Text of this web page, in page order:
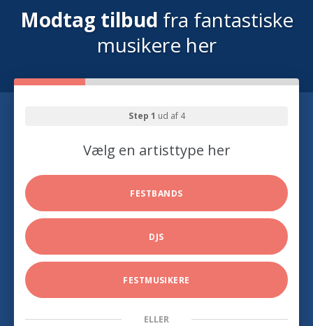
Modtag tilbud fra fantastiske
musikere her
Step 1 ud af 4
Vælg en artisttype her
FESTBANDS
DJS
FESTMUSIKERE
ELLER